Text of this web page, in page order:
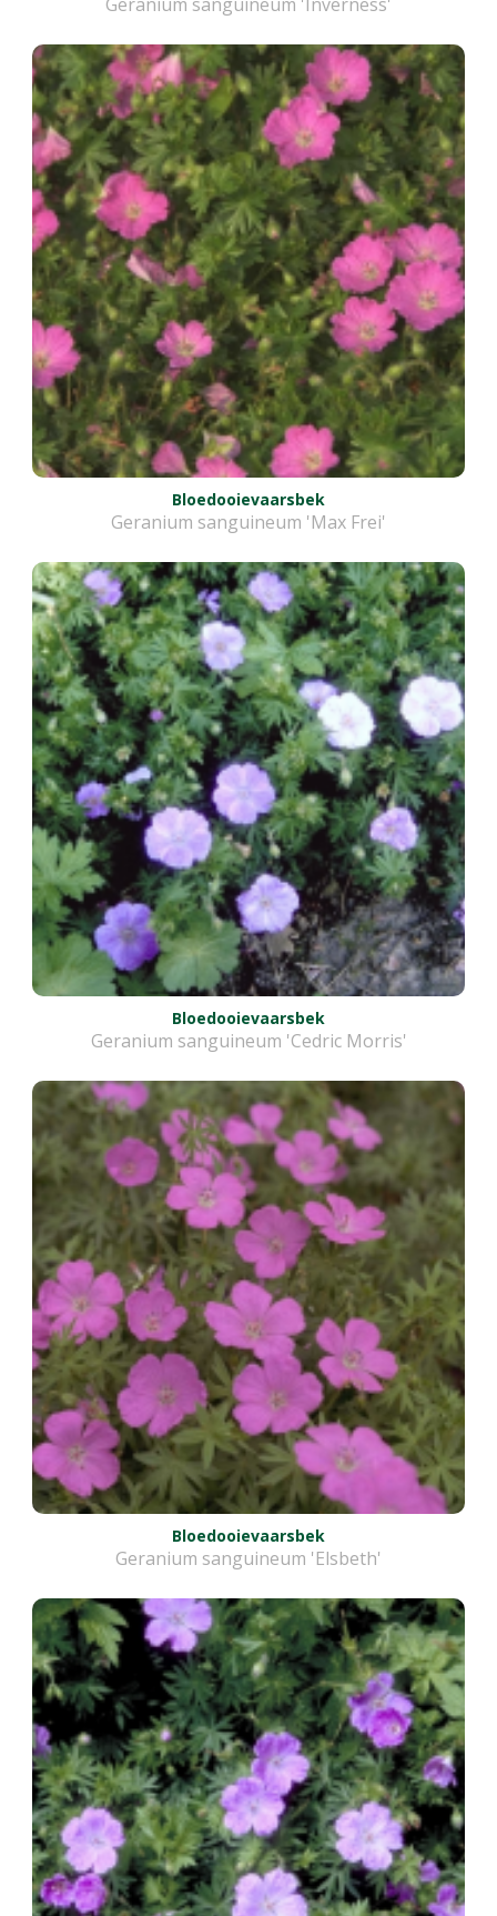
Bloedooievaarsbek
Geranium sanguineum 'Max Frei'
Bloedooievaarsbek
Geranium sanguineum 'Cedric Morris'
Bloedooievaarsbek
Geranium sanguineum 'Elsbeth'